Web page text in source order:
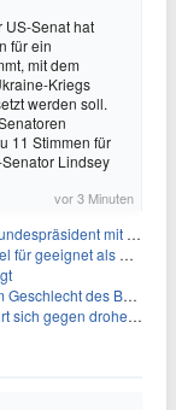
US-Senat hat
für ein
mit dem
Kriegs
werden soll.
11 Stimmen für
Lindsey
vor 3 Minuten
mit Politik-Erfahrung
als Bundespräsidentin
des Bundespräsidenten
drohende Sperre